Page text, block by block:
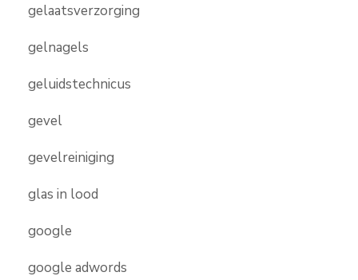
gelaatsverzorging
gelnagels
geluidstechnicus
gevel
gevelreiniging
glas in lood
google
google adwords